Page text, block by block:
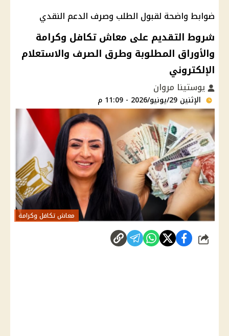
ضوابط واضحة لقبول الطلب وصرف الدعم النقدي
شروط التقديم على معاش تكافل وكرامة
والأوراق المطلوبة وطرق الصرف والاستعلام
الإلكتروني
يوستينا مروان
الإثنين 29/يونيو/2026 - 11:09 م
معاش تكافل وكرامة
شارك